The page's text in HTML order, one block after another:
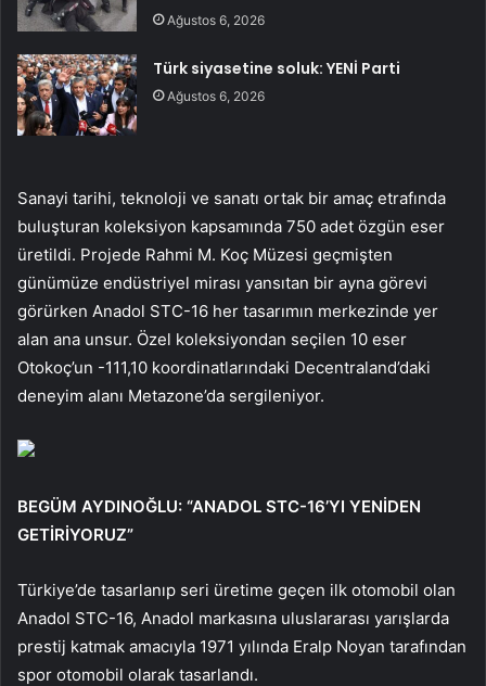
Ağustos 6, 2026
Türk siyasetine soluk: YENİ Parti
Ağustos 6, 2026
Sanayi tarihi, teknoloji ve sanatı ortak bir amaç etrafında
buluşturan koleksiyon kapsamında 750 adet özgün eser
üretildi. Projede Rahmi M. Koç Müzesi geçmişten
günümüze endüstriyel mirası yansıtan bir ayna görevi
görürken Anadol STC-16 her tasarımın merkezinde yer
alan ana unsur. Özel koleksiyondan seçilen 10 eser
Otokoç’un -111,10 koordinatlarındaki Decentraland’daki
deneyim alanı Metazone’da sergileniyor.
BEGÜM AYDINOĞLU: “ANADOL STC-16’YI YENİDEN
GETİRİYORUZ”
Türkiye’de tasarlanıp seri üretime geçen ilk otomobil olan
Anadol STC-16, Anadol markasına uluslararası yarışlarda
prestij katmak amacıyla 1971 yılında Eralp Noyan tarafından
spor otomobil olarak tasarlandı.